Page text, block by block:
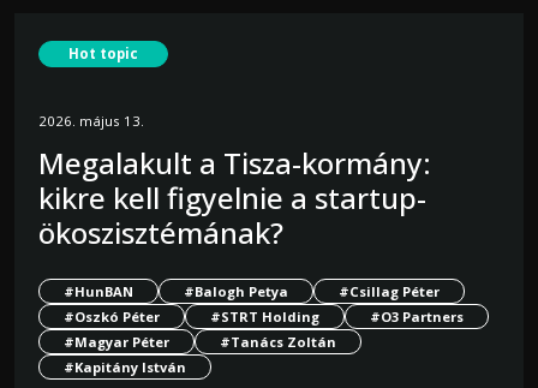
Hot topic
2026. május 13.
Megalakult a Tisza-kormány:
kikre kell figyelnie a startup-
ökoszisztémának?
#HunBAN #Balogh Petya
#Csillag Péter
#Oszkó Péter
#STRT Holding
#O3 Partners
#Magyar Péter
#Tanács Zoltán
#Kapitány István